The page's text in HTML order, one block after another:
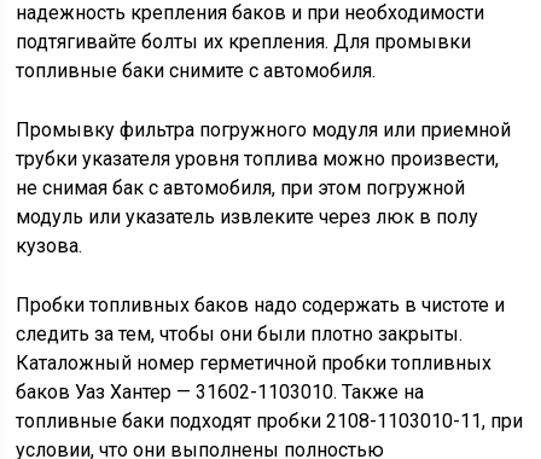
надежность крепления баков и при необходимости
подтягивайте болты их крепления. Для промывки
топливные баки снимите с автомобиля.
Промывку фильтра погружного модуля или приемной
трубки указателя уровня топлива можно произвести,
не снимая бак с автомобиля, при этом погружной
модуль или указатель извлеките через люк в полу
кузова.
Пробки топливных баков надо содержать в чистоте и
следить за тем, чтобы они были плотно закрыты.
Каталожный номер герметичной пробки топливных
баков Уаз Хантер — 31602-1103010. Также на
топливные баки подходят пробки 2108-1103010-11, при
условии, что они выполнены полностью